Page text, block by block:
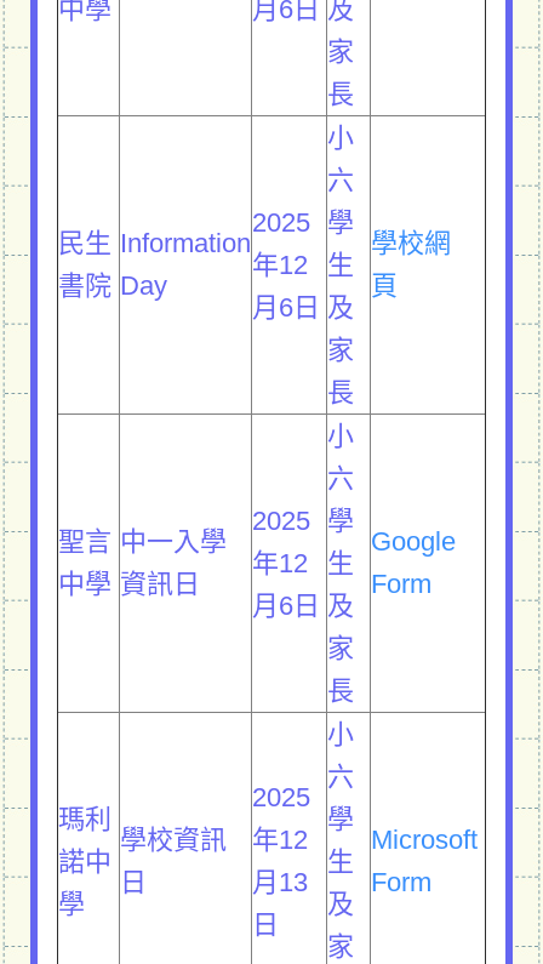
中學 月6日 及
家
長
民生
書院
Information
Day
2025
年12
月6日
小
六
學
生
及
家
長
學校網
頁
聖言
中學
中一入學
資訊日
2025
年12
月6日
小
六
學
生
及
家
長
Google
Form
瑪利
諾中
學
學校資訊
日
2025
年12
月13
日
小
六
學
生
及
家
Microsoft
Form